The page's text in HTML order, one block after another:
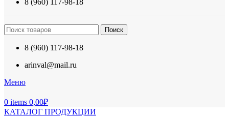
Поиск
8 (960) 117-98-18
arinval@mail.ru
Меню
0 items 0,00₽
КАТАЛОГ ПРОДУКЦИИ